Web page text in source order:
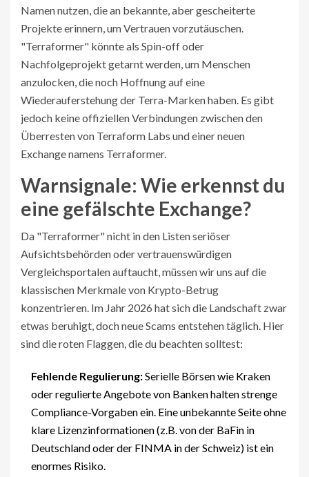
Namen nutzen, die an bekannte, aber gescheiterte
Projekte erinnern, um Vertrauen vorzutäuschen.
"Terraformer" könnte als Spin-off oder
Nachfolgeprojekt getarnt werden, um Menschen
anzulocken, die noch Hoffnung auf eine
Wiederauferstehung der Terra-Marken haben. Es gibt
jedoch keine offiziellen Verbindungen zwischen den
Überresten von Terraform Labs und einer neuen
Exchange namens Terraformer.
Warnsignale: Wie erkennst du
eine gefälschte Exchange?
Da "Terraformer" nicht in den Listen seriöser
Aufsichtsbehörden oder vertrauenswürdigen
Vergleichsportalen auftaucht, müssen wir uns auf die
klassischen Merkmale von Krypto-Betrug
konzentrieren. Im Jahr 2026 hat sich die Landschaft zwar
etwas beruhigt, doch neue Scams entstehen täglich. Hier
sind die roten Flaggen, die du beachten solltest:
Fehlende Regulierung:Serielle Börsen wie Kraken
oder regulierte Angebote von Banken halten strenge
Compliance-Vorgaben ein. Eine unbekannte Seite ohne
klare Lizenzinformationen (z.B. von der BaFin in
Deutschland oder der FINMA in der Schweiz) ist ein
enormes Risiko.